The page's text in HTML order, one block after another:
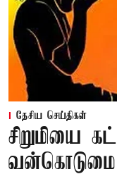
தேசிய செய்திகள்
சிறுமியை
வன்கொடுமை